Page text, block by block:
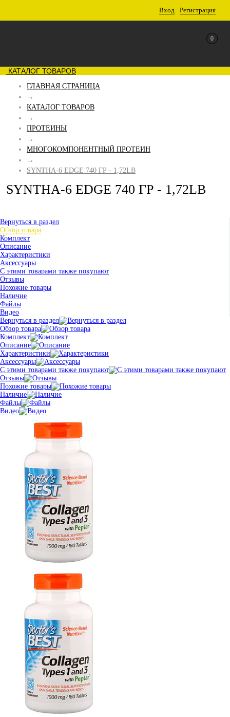
Вход Регистрация
0
КАТАЛОГ ТОВАРОВ
ГЛАВНАЯ СТРАНИЦА
→
КАТАЛОГ ТОВАРОВ
→
ПРОТЕИНЫ
→
МНОГОКОМПОНЕНТНЫЙ ПРОТЕИН
→
SYNTHA-6 EDGE 740 ГР - 1,72LB
SYNTHA-6 EDGE 740 ГР - 1,72LB
Вернуться в раздел
Обзор товара
Комплект
Описание
Характеристики
Аксессуары
С этими товарами также покупают
Отзывы
Похожие товары
Наличие
Файлы
Видео
Вернуться в раздел
Обзор товара
Комплект
Описание
Характеристики
Аксессуары
С этими товарами также покупают
Отзывы
Похожие товары
Наличие
Файлы
Видео